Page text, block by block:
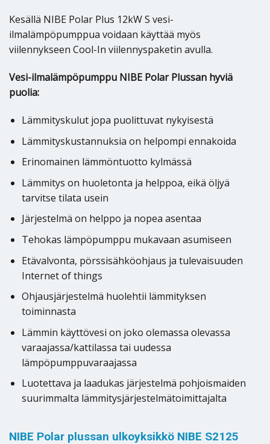
Kesällä NIBE Polar Plus 12kW S vesi-
ilmalämpöpumppua voidaan käyttää myös
viilennykseen Cool-In viilennyspaketin avulla.
Vesi-ilmalämpöpumppu NIBE Polar Plussan hyviä
puolia:
Lämmityskulut jopa puolittuvat nykyisestä
Lämmityskustannuksia on helpompi ennakoida
Erinomainen lämmöntuotto kylmässä
Lämmitys on huoletonta ja helppoa, eikä öljyä
tarvitse tilata usein
Järjestelmä on helppo ja nopea asentaa
Tehokas lämpöpumppu mukavaan asumiseen
Etävalvonta, pörssisähköohjaus ja tulevaisuuden
Internet of things
Ohjausjärjestelmä huolehtii lämmityksen
toiminnasta
Lämmin käyttövesi on joko olemassa olevassa
varaajassa/kattilassa tai uudessa
lämpöpumppuvaraajassa
Luotettava ja laadukas järjestelmä pohjoismaiden
suurimmalta lämmitysjärjestelmätoimittajalta
NIBE Polar plussan ulkoyksikkö NIBE S2125